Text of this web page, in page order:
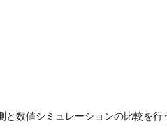
数値シミュレーションの比較を行